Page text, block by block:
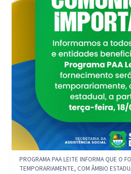
PROGRAMA PAA LEITE INFORMA QUE O
TEMPORARIAMENTE, COM ÂMBIO